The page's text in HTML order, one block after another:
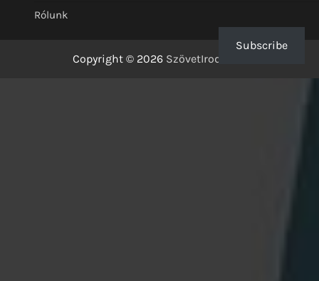
Rólunk
Copyright © 2026 SzövetIrodalom
Subscribe